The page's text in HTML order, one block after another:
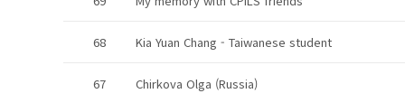
68 Kia Yuan Chang - Taiwanese student
67 Chirkova Olga (Russia)